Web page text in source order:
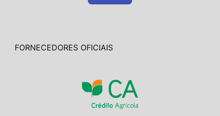
FORNECEDORES OFICIAIS